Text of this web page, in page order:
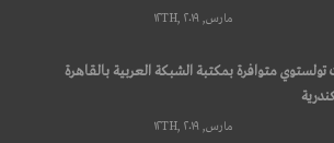
مارس, ۱۲TH, ۲۰۱۹
تولستوي متوافرة بمكتبة الشبكة العربية بالقاهرة
مارس, ۱۲TH, ۲۰۱۹